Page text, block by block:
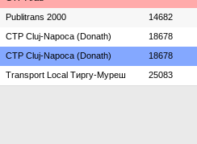
Publitrans 2000 14682
CTP Cluj-Napoca (Donath) 18678
CTP Cluj-Napoca (Donath) 18678
Transport Local Тиргу-Муреш 25083